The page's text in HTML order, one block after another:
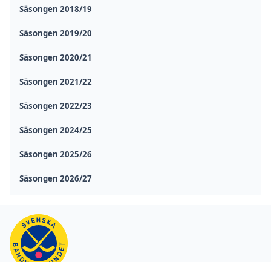
Säsongen 2018/19
Säsongen 2019/20
Säsongen 2020/21
Säsongen 2021/22
Säsongen 2022/23
Säsongen 2024/25
Säsongen 2025/26
Säsongen 2026/27